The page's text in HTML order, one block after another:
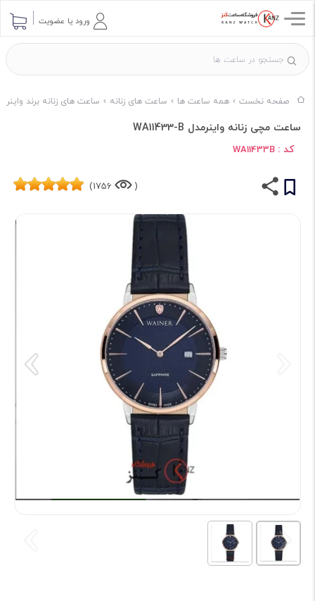
ورود یا عضویت
صفحه نخست همه ساعت ها ساعت های زنانه ساعت های زنانه برند واینر
ساعت مچی زنانه واینرمدل WA11433-B
کد : WA11433B
(
1756)